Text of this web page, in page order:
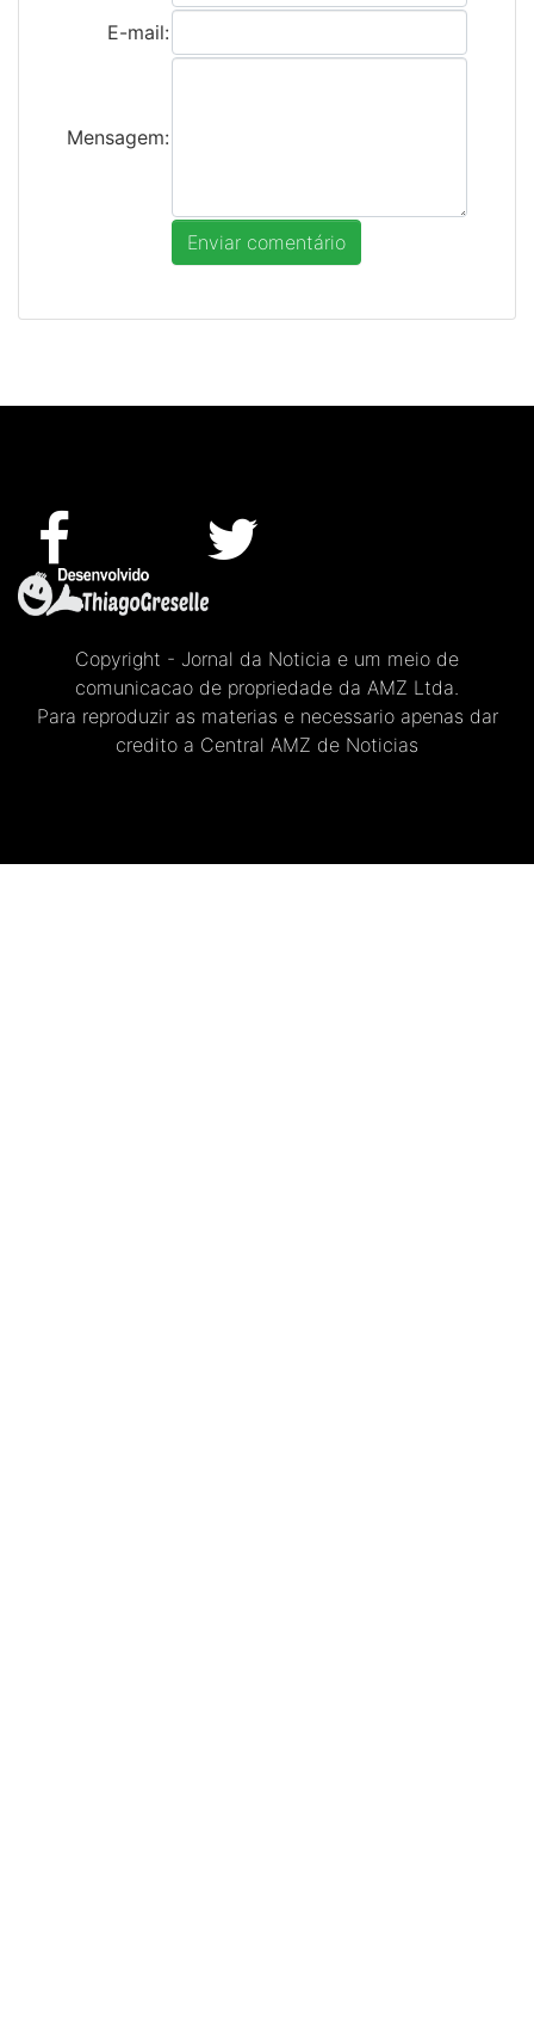
E-mail:
Mensagem:
Copyright - Jornal da Noticia e um meio de
comunicacao de propriedade da AMZ Ltda.
Para reproduzir as materias e necessario apenas dar
credito a Central AMZ de Noticias